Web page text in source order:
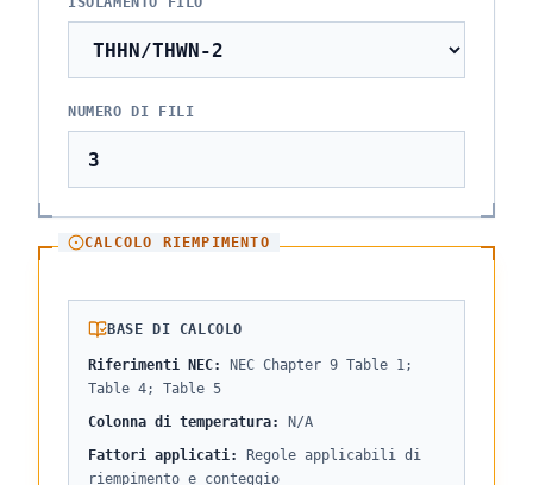
NUMERO DI FILI
CALCOLO RIEMPIMENTO
BASE DI CALCOLO
Riferimenti NEC:
NEC Chapter 9 Table 1;
Table 4; Table 5
Colonna di temperatura:
N/A
Fattori applicati:
Regole applicabili di
riempimento e conteggio